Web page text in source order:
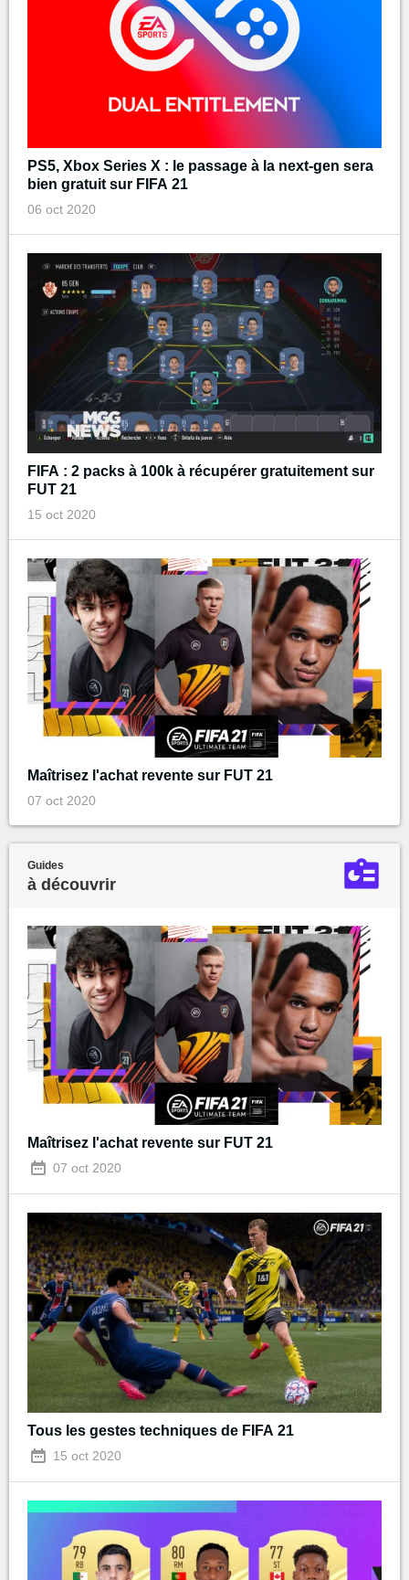
PS5, Xbox Series X : le passage à la next-gen sera
bien gratuit sur FIFA 21
06 oct 2020
FIFA : 2 packs à 100k à récupérer gratuitement sur
FUT 21
15 oct 2020
Maîtrisez l'achat revente sur FUT 21
07 oct 2020
Guides
à découvrir
Maîtrisez l'achat revente sur FUT 21
07 oct 2020
Tous les gestes techniques de FIFA 21
15 oct 2020